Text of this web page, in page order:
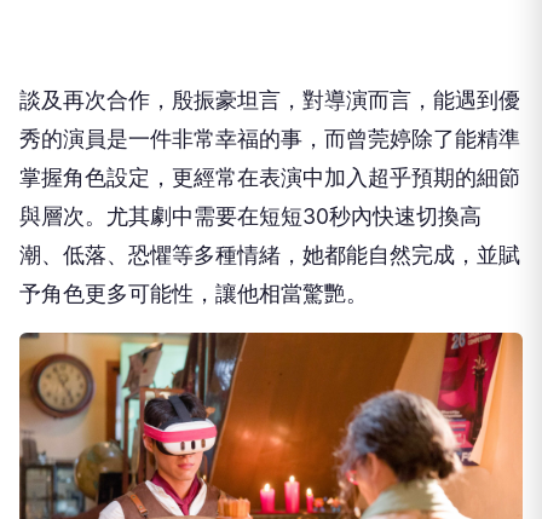
談及再次合作，殷振豪坦言，對導演而言， 能遇到優
秀的演員是一件非常幸福的事， 而曾莞婷除了能精準
掌握角色設定， 更經常在表演中加入超乎預期的細節
與層次。 尤其劇中需要在短短30秒內快速切換高
潮、低落、 恐懼等多種情緒，她都能自然完成，並賦
予角色更多可能性， 讓他相當驚艷。